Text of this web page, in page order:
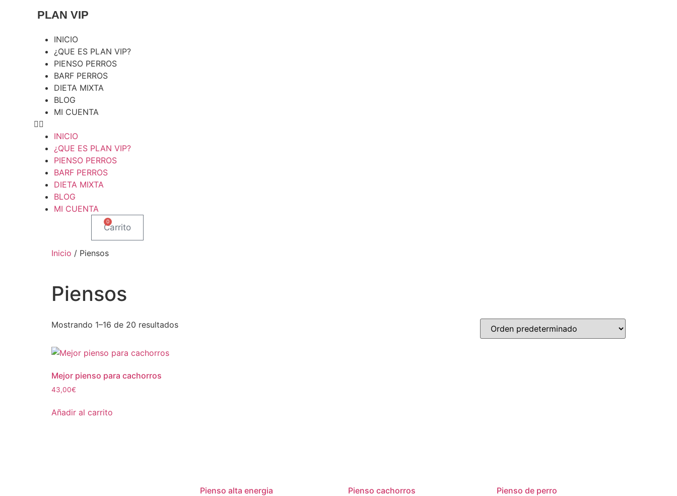
PLAN VIP
INICIO
¿QUE ES PLAN VIP?
PIENSO PERROS
BARF PERROS
DIETA MIXTA
BLOG
MI CUENTA
INICIO
¿QUE ES PLAN VIP?
PIENSO PERROS
BARF PERROS
DIETA MIXTA
BLOG
MI CUENTA
0
Carrito
Inicio / Piensos
Piensos
Mostrando 1–16 de 20 resultados
Mejor pienso para cachorros
43,00€
Añadir al carrito
Pienso alta energia Pienso cachorros Pienso de perro